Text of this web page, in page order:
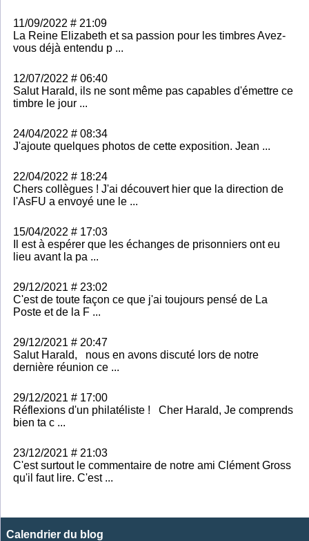
11/09/2022 # 21:09
La Reine Elizabeth et sa passion pour les timbres Avez-
vous déjà entendu p ...
12/07/2022 # 06:40
Salut Harald, ils ne sont même pas capables d'émettre ce
timbre le jour ...
24/04/2022 # 08:34
J'ajoute quelques photos de cette exposition. Jean ...
22/04/2022 # 18:24
Chers collègues ! J'ai découvert hier que la direction de
l'AsFU a envoyé une le ...
15/04/2022 # 17:03
Il est à espérer que les échanges de prisonniers ont eu
lieu avant la pa ...
29/12/2021 # 23:02
C'est de toute façon ce que j'ai toujours pensé de La
Poste et de la F ...
29/12/2021 # 20:47
Salut Harald, nous en avons discuté lors de notre
dernière réunion ce ...
29/12/2021 # 17:00
Réflexions d'un philatéliste ! Cher Harald, Je comprends
bien ta c ...
23/12/2021 # 21:03
C'est surtout le commentaire de notre ami Clément Gross
qu'il faut lire. C'est ...
Calendrier du blog